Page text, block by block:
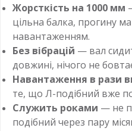
Жорсткість на 1000 мм
цільна балка, прогину
навантаженням.
Без вібрацій — вал
довжині, нічого не
Навантаження в рази
те, що Л-подібний вже
Служить роками — не
подібний через пару